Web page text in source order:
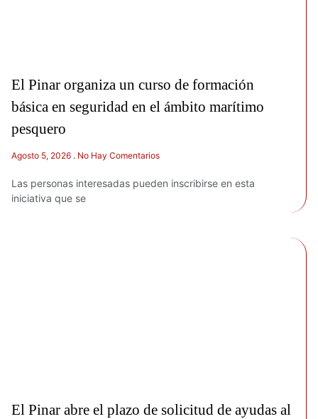
El Pinar organiza un curso de formación
básica en seguridad en el ámbito marítimo
pesquero
Agosto 5, 2026 No Hay Comentarios
Las personas interesadas pueden inscribirse en esta
iniciativa que se
El Pinar abre el plazo de solicitud de ayudas al